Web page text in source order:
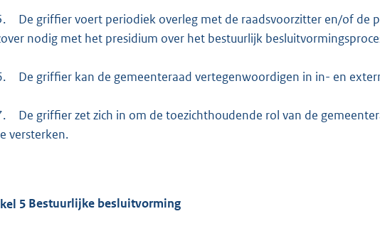
De griffier voert periodiek overleg met de raadsvoorzitter en/of de
nodig met het presidium over het bestuurlijk
De griffier kan de gemeenteraad vertegenwoordigen in in- en
De griffier zet zich in om de toezichthoudende rol van de
versterken.
5 Bestuurlijke besluitvorming